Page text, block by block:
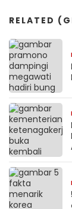
RELATED